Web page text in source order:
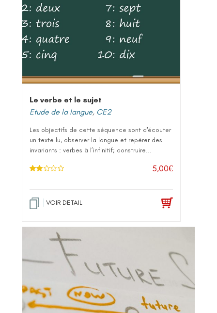
Le verbe et le sujet
Etude de la langue, CE2
Les objectifs de cette séquence sont d'écouter
un texte lu, observer la langue et repérer des
invariants : verbes à l’infinitif; construire...
5,00€
VOIR DETAIL